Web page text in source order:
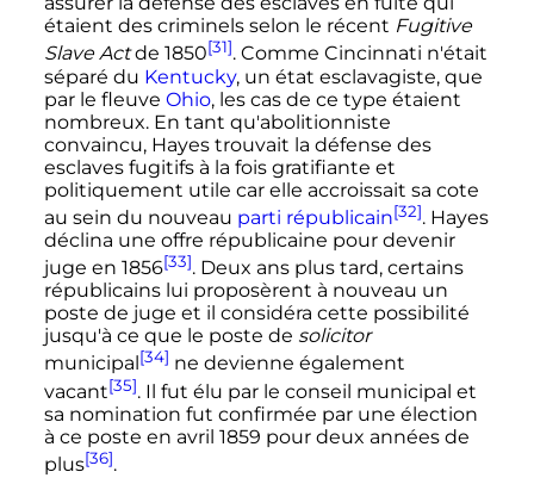
étaient des criminels selon le récent Fugitive
Slave Actde 1850[31]. Comme Cincinnati n'était
séparé du Kentucky, un état esclavagiste, que
par le fleuve Ohio, les cas de ce type étaient
nombreux. En tant qu'abolitionniste
convaincu, Hayes trouvait la défense des
esclaves fugitifs à la fois gratifiante et
politiquement utile car elle accroissait sa cote
au sein du nouveau parti républicain[32]. Hayes
déclina une offre républicaine pour devenir
juge en 1856[33]. Deux ans plus tard, certains
républicains lui proposèrent à nouveau un
poste de juge et il considéra cette possibilité
jusqu'à ce que le poste de solicitor
municipal [34] ne devienne également
vacant[35]. Il fut élu par le conseil municipal et
sa nomination fut confirmée par une élection
à ce poste en avril 1859 pour deux années de
plus[36].